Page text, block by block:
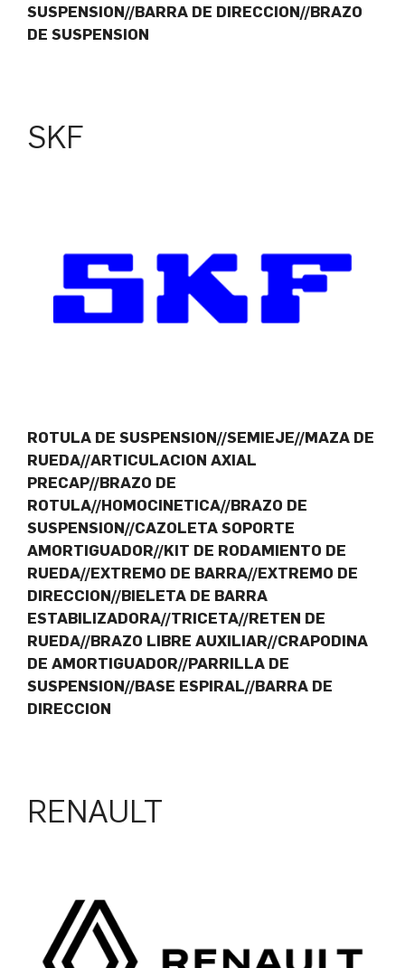
SUSPENSION//BARRA DE DIRECCION//BRAZO
DE SUSPENSION
SKF
ROTULA DE SUSPENSION//SEMIEJE//MAZA DE
RUEDA//ARTICULACION AXIAL
PRECAP//BRAZO DE
ROTULA//HOMOCINETICA//BRAZO DE
SUSPENSION//CAZOLETA SOPORTE
AMORTIGUADOR//KIT DE RODAMIENTO DE
RUEDA//EXTREMO DE BARRA//EXTREMO DE
DIRECCION//BIELETA DE BARRA
ESTABILIZADORA//TRICETA//RETEN DE
RUEDA//BRAZO LIBRE AUXILIAR//CRAPODINA
DE AMORTIGUADOR//PARRILLA DE
SUSPENSION//BASE ESPIRAL//BARRA DE
DIRECCION
RENAULT